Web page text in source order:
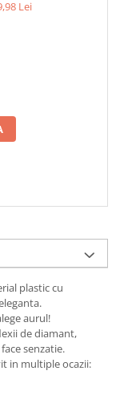
Lei
plastic cu
aurul!
de diamant,
senzatie.
in multiple ocazii: